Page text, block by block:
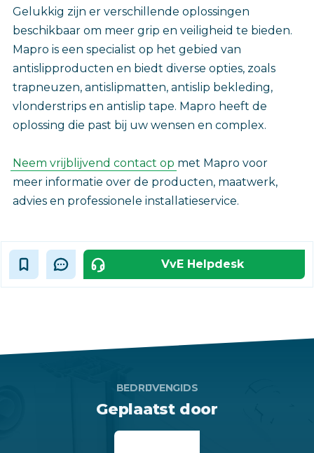
Gelukkig zijn er verschillende oplossingen
beschikbaar om meer grip en veiligheid te bieden.
Mapro is een specialist op het gebied van
antislipproducten en biedt diverse opties, zoals
trapneuzen, antislipmatten, antislip bekleding,
vlonderstrips en antislip tape. Mapro heeft de
oplossing die past bij uw wensen en complex.
Neem vrijblijvend contact op met Mapro voor
meer informatie over de producten, maatwerk,
advies en professionele installatieservice.‎
VvE Helpdesk
BEDRIJVENGIDS
Geplaatst door